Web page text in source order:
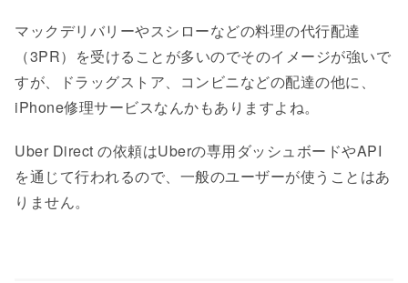
マックデリバリーやスシローなどの料理の代行配達
（3PR）を受けることが多いのでそのイメージが強いで
すが、ドラッグストア、コンビニなどの配達の他に、
iPhone修理サービスなんかもありますよね。
Uber Direct の依頼はUberの専用ダッシュボードやAPI
を通じて行われるので、一般のユーザーが使うことはあ
りません。